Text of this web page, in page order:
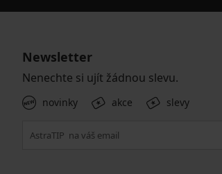
Newsletter
Nenechte si ujít žádnou slevu.
novinky akce slevy